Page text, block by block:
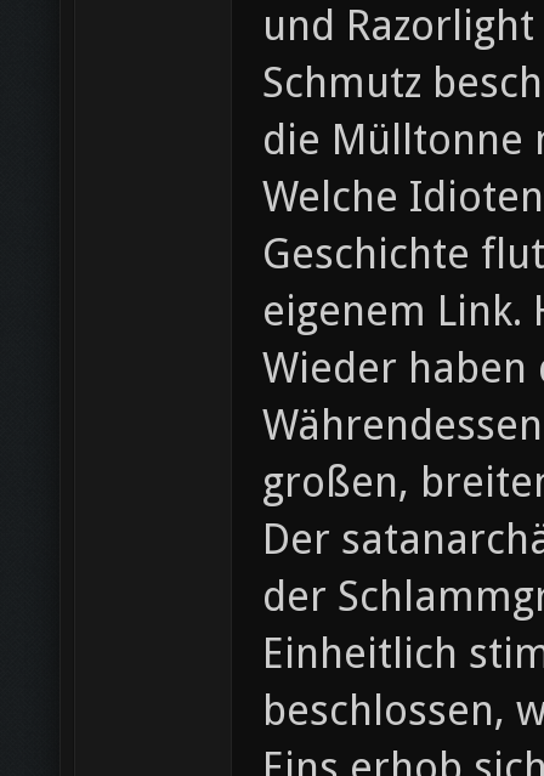
und
Schmutz
die Mülltonne
Welche
Geschichte
eigenem Link.
Wieder haben
großen,
Der
der
Einheitlich
beschlossen,